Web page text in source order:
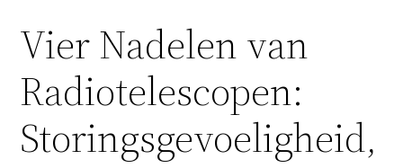
Vier Nadelen van
Radiotelescopen:
Storingsgevoeligheid,